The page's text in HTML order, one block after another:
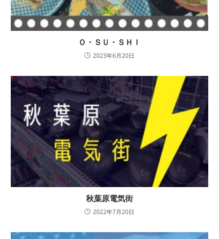
Ｏ・ＳＵ・ＳＨＩ
2023年6月20日
秋葉原電気街
2022年7月20日